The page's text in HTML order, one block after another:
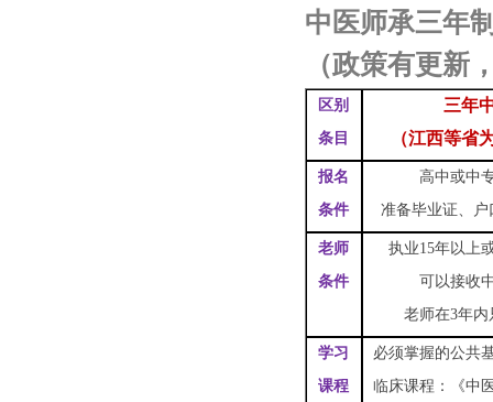
中医师承三年
（政策有更新
区别
条目
三年
（江西等省
报名
条件
高中或中
准备毕业证、
老师
条件
执业15年以上
可以接收
老师在3年
学习
课程
必须掌握的公共
临床课程：《中